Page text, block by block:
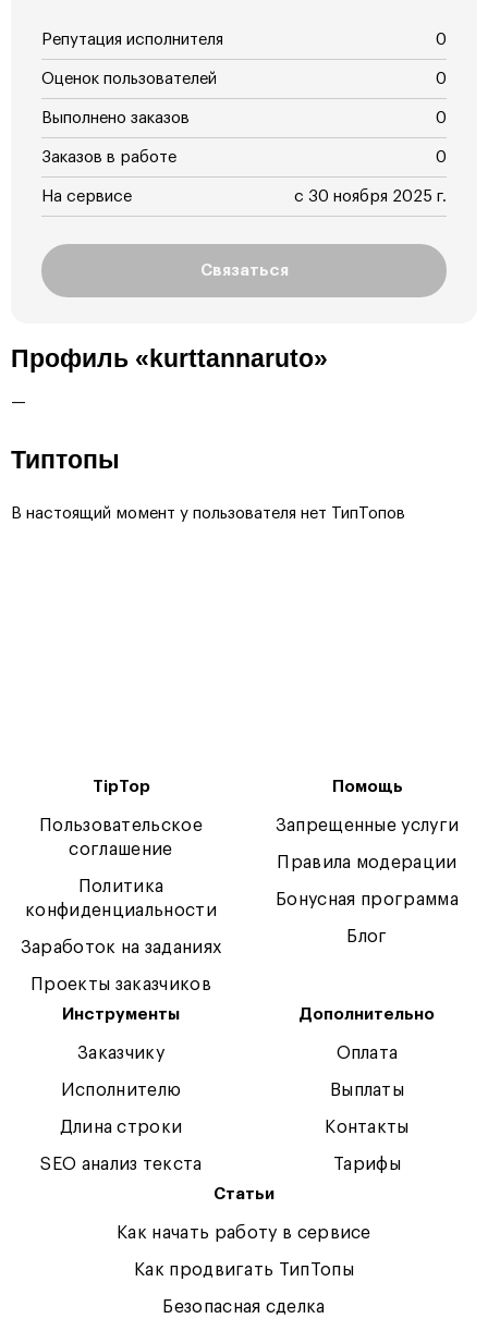
Репутация исполнителя 0
Оценок пользователей 0
Выполнено заказов 0
Заказов в работе 0
На сервисе с 30 ноября 2025 г.
Связаться
Профиль «kurttannaruto»
—
Типтопы
В настоящий момент у пользователя нет ТипТопов
TipTop
Пользовательское
соглашение
Политика
конфиденциальности
Заработок на заданиях
Проекты заказчиков
Помощь
Запрещенные услуги
Правила модерации
Бонусная программа
Блог
Инструменты
Заказчику
Исполнителю
Длина строки
SEO анализ текста
Дополнительно
Оплата
Выплаты
Контакты
Тарифы
Статьи
Как начать работу в сервисе
Как продвигать ТипТопы
Безопасная сделка